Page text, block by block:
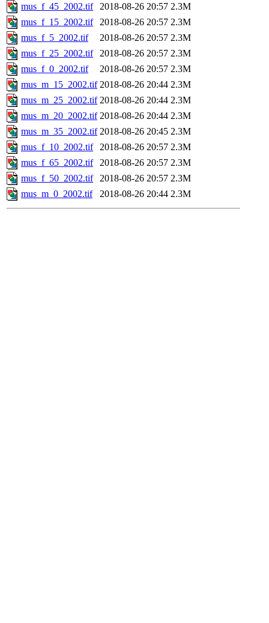
mus_f_45_2002.tif
2018-08-26 20:57 2.3M
mus_f_15_2002.tif
2018-08-26 20:57 2.3M
mus_f_5_2002.tif
2018-08-26 20:57 2.3M
mus_f_25_2002.tif
2018-08-26 20:57 2.3M
mus_f_0_2002.tif
2018-08-26 20:57 2.3M
mus_m_15_2002.tif 2018-08-26 20:44 2.3M
mus_m_25_2002.tif 2018-08-26 20:44 2.3M
mus_m_20_2002.tif 2018-08-26 20:44 2.3M
mus_m_35_2002.tif 2018-08-26 20:45 2.3M
mus_f_10_2002.tif
2018-08-26 20:57 2.3M
mus_f_65_2002.tif
2018-08-26 20:57 2.3M
mus_f_50_2002.tif
2018-08-26 20:57 2.3M
mus_m_0_2002.tif
2018-08-26 20:44 2.3M